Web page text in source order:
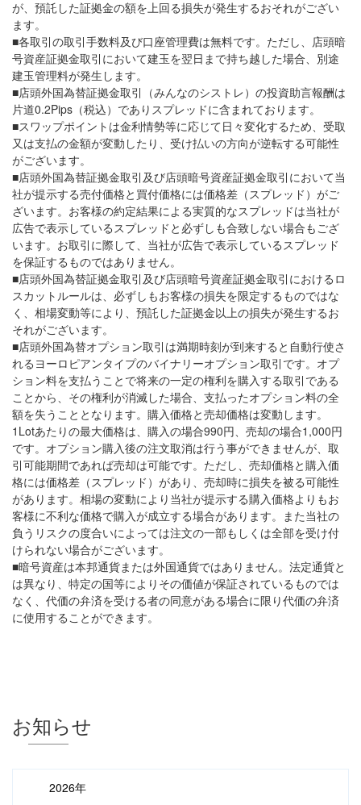
が、預託した証拠金の額を上回る損失が発生するおそれがござい
ます。
■各取引の取引手数料及び口座管理費は無料です。ただし、店頭暗
号資産証拠金取引において建玉を翌日まで持ち越した場合、別途
建玉管理料が発生します。
■店頭外国為替証拠金取引（みんなのシストレ）の投資助言報酬は
片道0.2Pips（税込）でありスプレッドに含まれております。
■スワップポイントは金利情勢等に応じて日々変化するため、受取
又は支払の金額が変動したり、受け払いの方向が逆転する可能性
がございます。
■店頭外国為替証拠金取引及び店頭暗号資産証拠金取引において当
社が提示する売付価格と買付価格には価格差（スプレッド）がご
ざいます。お客様の約定結果による実質的なスプレッドは当社が
広告で表示しているスプレッドと必ずしも合致しない場合もござ
います。お取引に際して、当社が広告で表示しているスプレッド
を保証するものではありません。
■店頭外国為替証拠金取引及び店頭暗号資産証拠金取引におけるロ
スカットルールは、必ずしもお客様の損失を限定するものではな
く、相場変動等により、預託した証拠金以上の損失が発生するお
それがございます。
■店頭外国為替オプション取引は満期時刻が到来すると自動行使さ
れるヨーロピアンタイプのバイナリーオプション取引です。オプ
ション料を支払うことで将来の一定の権利を購入する取引である
ことから、その権利が消滅した場合、支払ったオプション料の全
額を失うこととなります。購入価格と売却価格は変動します。
1Lotあたりの最大価格は、購入の場合990円、売却の場合1,000円
です。オプション購入後の注文取消は行う事ができませんが、取
引可能期間であれば売却は可能です。ただし、売却価格と購入価
格には価格差（スプレッド）があり、売却時に損失を被る可能性
があります。相場の変動により当社が提示する購入価格よりもお
客様に不利な価格で購入が成立する場合があります。また当社の
負うリスクの度合いによっては注文の一部もしくは全部を受け付
けられない場合がございます。
■暗号資産は本邦通貨または外国通貨ではありません。法定通貨と
は異なり、特定の国等によりその価値が保証されているものでは
なく、代価の弁済を受ける者の同意がある場合に限り代価の弁済
に使用することができます。
お知らせ
2026年